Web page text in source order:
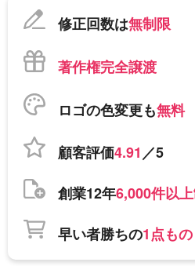
修正回数は無制限
著作権完全譲渡
ロゴの色変更も無料
顧客評価4.91／5
創業12年6,000件以
早い者勝ちの1点もの